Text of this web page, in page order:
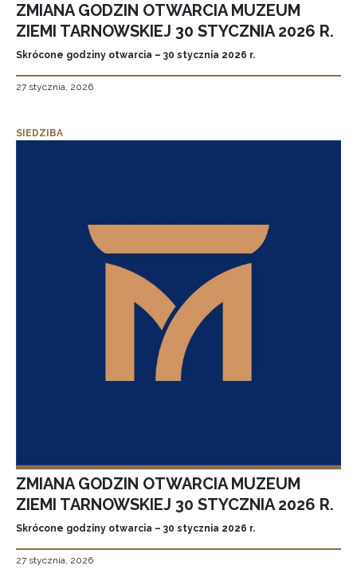
ZMIANA GODZIN OTWARCIA MUZEUM
ZIEMI TARNOWSKIEJ 30 STYCZNIA 2026 R.
Skrócone godziny otwarcia – 30 stycznia 2026 r.
27 stycznia, 2026
SIEDZIBA
ZMIANA GODZIN OTWARCIA MUZEUM
ZIEMI TARNOWSKIEJ 30 STYCZNIA 2026 R.
Skrócone godziny otwarcia – 30 stycznia 2026 r.
27 stycznia, 2026